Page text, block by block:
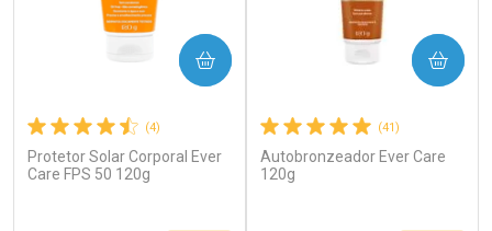
(4)
Protetor Solar Corporal Ever
Care FPS 50 120g
COMPRAR
(41)
Autobronzeador Ever Care
120g
COMPRAR